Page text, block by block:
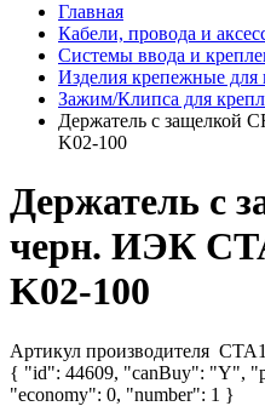
Главная
Кабели, провода и
Системы ввода и
Изделия крепежные для
Зажим/Клипса для
Держатель с защелкой
K02-100
Держатель с
черн. ИЭК
K02-100
Артикул производителя
{ "id": 44609, "canBuy": "Y",
"economy": 0, "number": 1 }